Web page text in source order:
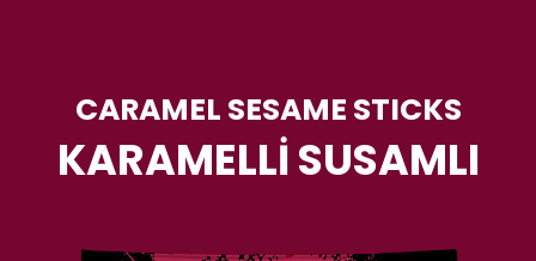
CARAMEL SESAME STICKS
KARAMELLİ SUSAMLI